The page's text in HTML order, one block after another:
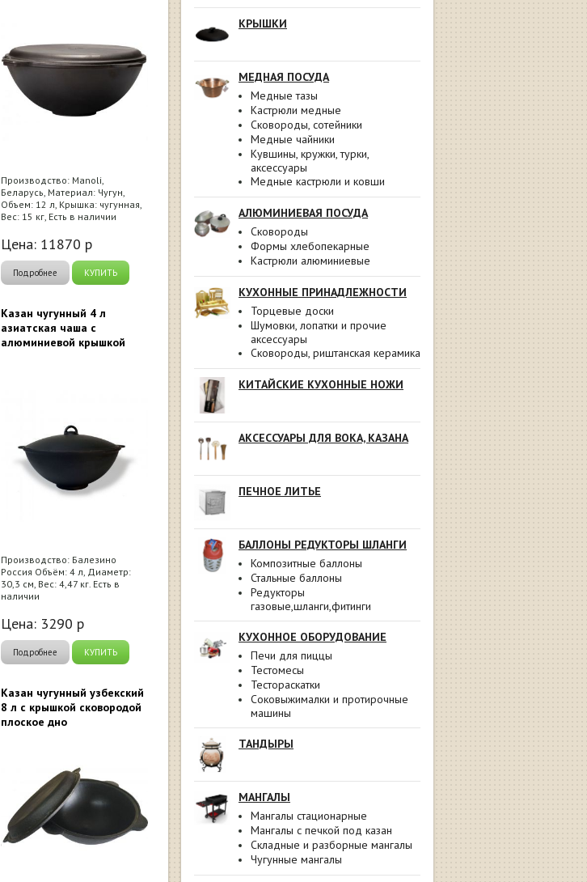
КРЫШКИ
МЕДНАЯ ПОСУДА
Медные тазы
Кастрюли медные
Сковороды, сотейники
Медные чайники
Кувшины, кружки, турки,
аксессуары
Медные кастрюли и ковши
АЛЮМИНИЕВАЯ ПОСУДА
Сковороды
Формы хлебопекарные
Кастрюли алюминиевые
КУХОННЫЕ ПРИНАДЛЕЖНОСТИ
Торцевые доски
Шумовки, лопатки и прочие
аксессуары
Сковороды, риштанская керамика
КИТАЙСКИЕ КУХОННЫЕ НОЖИ
АКСЕССУАРЫ ДЛЯ ВОКА, КАЗАНА
ПЕЧНОЕ ЛИТЬЕ
БАЛЛОНЫ РЕДУКТОРЫ ШЛАНГИ
Композитные баллоны
Стальные баллоны
Редукторы
газовые,шланги,фитинги
КУХОННОЕ ОБОРУДОВАНИЕ
Печи для пиццы
Тестомесы
Тестораскатки
Соковыжималки и протирочные
машины
ТАНДЫРЫ
МАНГАЛЫ
Мангалы стационарные
Мангалы с печкой под казан
Складные и разборные мангалы
Чугунные мангалы
Производство: Manoli,
Беларусь, Материал: Чугун,
Объем: 12 л, Крышка: чугунная,
Вес: 15 кг, Есть в наличии
Цена: 11870 р
Подробнее КУПИТЬ
Казан чугунный 4 л
азиатская чаша c
алюминиевой крышкой
Производство: Балезино
Россия Объём: 4 л, Диаметр:
30,3 см, Вес: 4,47 кг. Есть в
наличии
Цена: 3290 р
Подробнее КУПИТЬ
Казан чугунный узбекский
8 л с крышкой сковородой
плоское дно